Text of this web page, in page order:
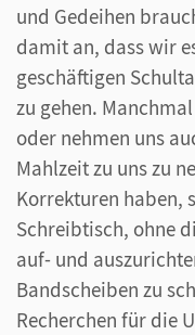
und Gedeihen
damit an, dass wir
geschäftigen
zu gehen.
oder nehmen uns
Mahlzeit zu uns zu
Korrekturen haben,
Schreibtisch, ohne
auf- und
Bandscheiben zu
Recherchen für die